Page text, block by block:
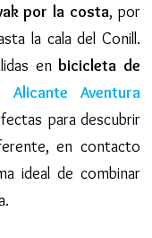
por la costa, por
la cala del Conill.
enbicicleta de
Alicante Aventura
para descubrir
en contacto
ideal de combinar